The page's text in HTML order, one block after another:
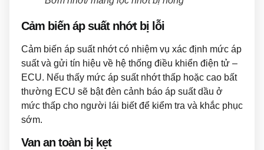
Cảm biến áp suất nhớt bị lỗi
Cảm biến áp suất nhớt có nhiệm vụ xác định mức áp
suất và gửi tín hiệu về hệ thống điều khiển điện tử –
ECU. Nếu thấy mức áp suất nhớt thấp hoặc cao bất
thường ECU sẽ bật đèn cảnh báo áp suất dầu ở
mức thấp cho người lái biết để kiểm tra và khắc phục
sớm.
Van an toàn bị kẹt